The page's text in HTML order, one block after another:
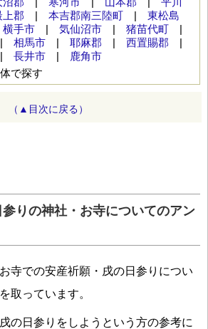
上郡 | 本吉郡南三陸町 | 東松島
横手市 | 気仙沼市 | 猪苗代町 |
相馬市 | 耶麻郡 | 西置賜郡 |
長井市 |
鹿角市
で探す
（▲目次に戻る）
りの神社・お寺についてのアン
寺での安産祈願・戌の日参りについ
取っています。
の日参りをしようという方の参考に